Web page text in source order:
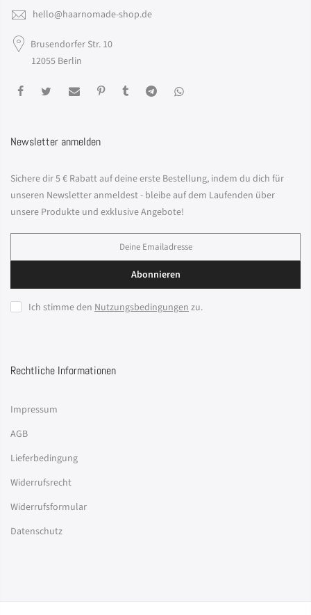
hello@haarnomade-shop.de
Brusendorfer Str. 10
12055 Berlin
Newsletter anmelden
Sichere dir 5 € Rabatt auf deine erste Bestellung, indem du dich für
unseren Newsletter anmeldest - bleibe auf dem Laufenden über
unsere Produkte und exklusive Angebote!
Abonnieren
Ich stimme den Nutzungsbedingungen zu.
Rechtliche Informationen
Impressum
AGB
Lieferbedingung
Widerrufsrecht
Widerrufsformular
Datenschutz